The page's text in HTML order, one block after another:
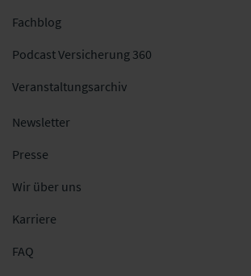
Fachblog
Podcast Versicherung 360
Veranstaltungsarchiv
Newsletter
Presse
Wir über uns
Karriere
FAQ